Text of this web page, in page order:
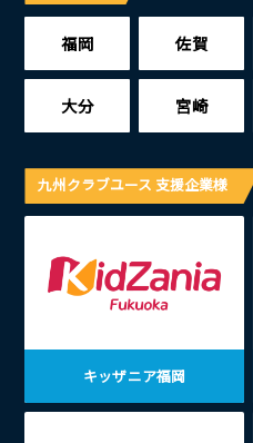
福岡 佐賀
大分 宮崎
九州クラブユース 支援企業様
キッザニア福岡